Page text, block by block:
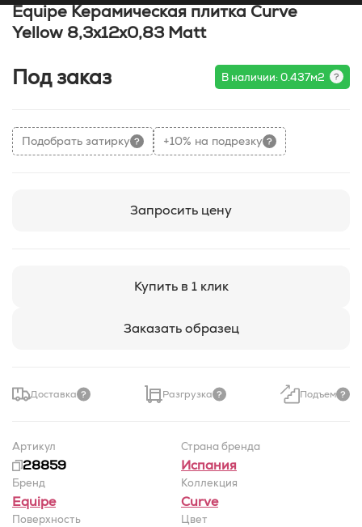
Equipe Керамическая плитка Curve
Yellow 8,3x12x0,83 Matt
Под заказ В наличии: 0.437м2
Подобрать затирку +10% на подрезку
Запросить цену
Купить в 1 клик
Заказать образец
Доставка Разгрузка Подъем
Артикул
28859
Страна бренда
Испания
Бренд
Equipe
Коллекция
Curve
Поверхность Цвет